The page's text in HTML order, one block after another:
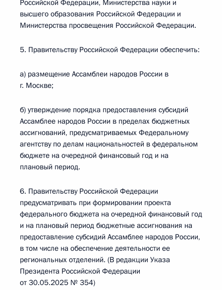
Российской Федерации, Министерства науки и
высшего образования Российской Федерации и
Министерства просвещения Российской Федерации.
5. Правительству Российской Федерации обеспечить:
а) размещение Ассамблеи народов России в
г. Москве;
б) утверждение порядка предоставления субсидий
Ассамблее народов России в пределах бюджетных
ассигнований, предусматриваемых Федеральному
агентству по делам национальностей в федеральном
бюджете на очередной финансовый год и на
плановый период.
6. Правительству Российской Федерации
предусматривать при формировании проекта
федерального бюджета на очередной финансовый год
и на плановый период бюджетные ассигнования на
предоставление субсидий Ассамблее народов России,
в том числе на обеспечение деятельности ее
региональных отделений. (В редакции Указа
Президента Российской Федерации
от 30.05.2025 № 354)